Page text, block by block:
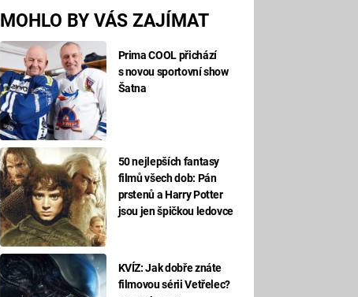
MOHLO BY VÁS ZAJÍMAT
Prima COOL přichází
s novou sportovní show
Šatna
50 nejlepších fantasy
filmů všech dob: Pán
prstenů a Harry Potter
jsou jen špičkou ledovce
KVÍZ: Jak dobře znáte
filmovou sérii Vetřelec?